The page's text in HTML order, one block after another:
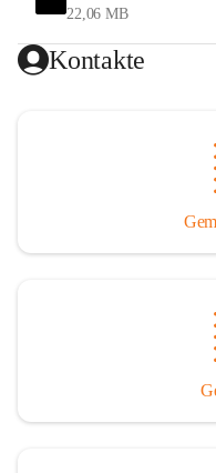
22,06 MB
Kontakte